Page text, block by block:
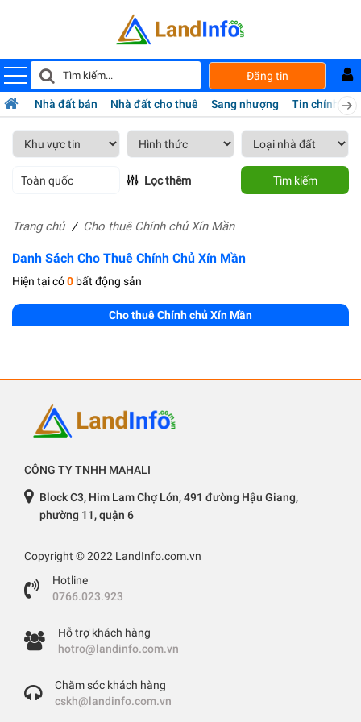
Đăng tin
Nhà đất bán Nhà đất cho thuê Sang nhượng Tin chính chủ
Toàn quốc Lọc thêm Tìm kiếm
Trang chủ Cho thuê Chính chủ Xín Mần
Danh Sách Cho Thuê Chính Chủ Xín Mần
Hiện tại có0 bất động sản
Cho thuê Chính chủ Xín Mần
CÔNG TY TNHH MAHALI
Block C3, Him Lam Chợ Lớn, 491 đường Hậu Giang,
phường 11, quận 6
Copyright © 2022 LandInfo.com.vn
Hotline
0766.023.923
Hỗ trợ khách hàng
hotro@landinfo.com.vn
Chăm sóc khách hàng
cskh@landinfo.com.vn